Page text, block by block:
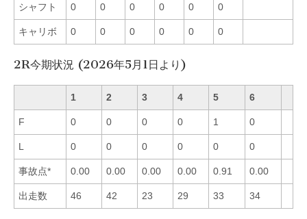
シャフト 0 0 0 0 0 0
キャリボ 0 0 0 0 0 0
2R今期状況 (2026年5月1日より)
1 2 3 4 5 6
F 0 0 0 0 1 0
L 0 0 0 0 0 0
事故点* 0.00 0.00 0.00 0.00 0.91 0.00
出走数 46 42 23 29 33 34